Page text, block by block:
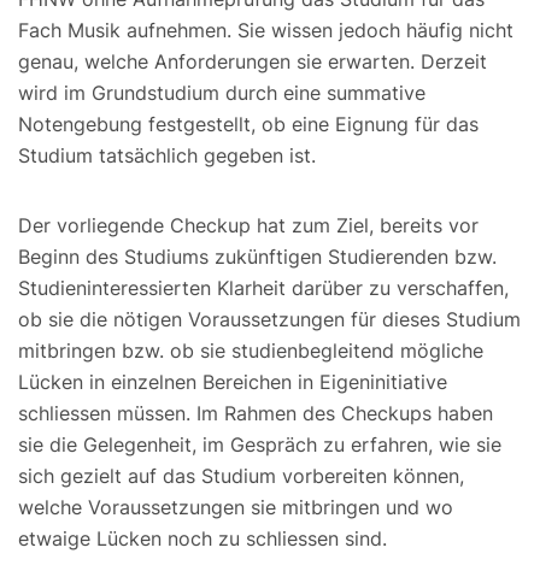
Fach Musik aufnehmen. Sie wissen jedoch häufig nicht
genau, welche Anforderungen sie erwarten. Derzeit
wird im Grundstudium durch eine summative
Notengebung festgestellt, ob eine Eignung für das
Studium tatsächlich gegeben ist.
Der vorliegende Checkup hat zum Ziel, bereits vor
Beginn des Studiums zukünftigen Studierenden bzw.
Studieninteressierten Klarheit darüber zu verschaffen,
ob sie die nötigen Voraussetzungen für dieses Studium
mitbringen bzw. ob sie studienbegleitend mögliche
Lücken in einzelnen Bereichen in Eigeninitiative
schliessen müssen. Im Rahmen des Checkups haben
sie die Gelegenheit, im Gespräch zu erfahren, wie sie
sich gezielt auf das Studium vorbereiten können,
welche Voraussetzungen sie mitbringen und wo
etwaige Lücken noch zu schliessen sind.